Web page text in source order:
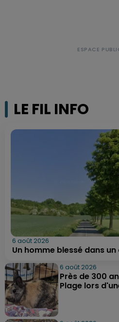
LE FIL INFO
6 août 2026
Un homme blessé dans
6 août 2026
Près de 300
Plage lors